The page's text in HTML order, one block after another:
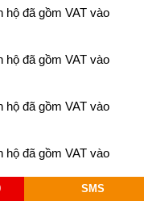
hộ đã gồm VAT vào
hộ đã gồm VAT vào
hộ đã gồm VAT vào
hộ đã gồm VAT vào
SMS